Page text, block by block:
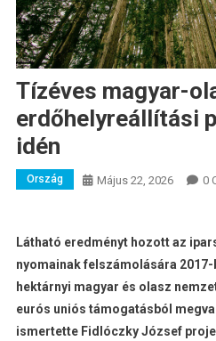
Tízéves magyar-
erdőhelyreállítási
idén
Ország Május 22, 2026 0
Látható eredményt hozott az
nyomainak felszámolására
hektárnyi magyar és olasz
eurós uniós támogatásból
ismertette Fidlóczky József